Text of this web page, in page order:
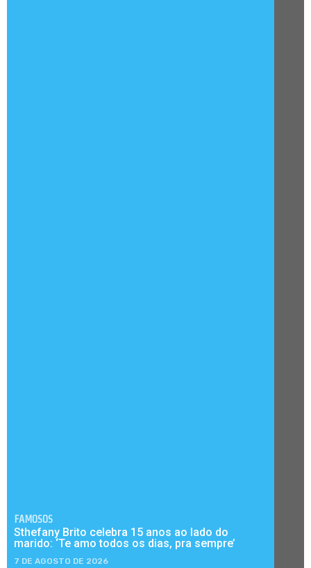
FAMOSOS
Sthefany Brito celebra 15 anos ao lado do
marido: ‘Te amo todos os dias, pra sempre’
7 DE AGOSTO DE 2026